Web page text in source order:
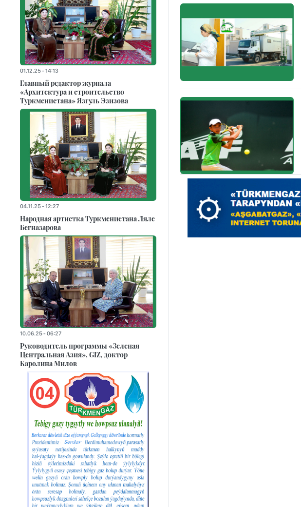
01.12.25 - 14:13
Главный редактор журнала
«Архитектура и строительство
Туркменистана» Язгуль Эзизова
04.11.25 - 12:27
Народная артистка Туркменистана Ляле
Бегназарова
10.06.25 - 06:27
Руководитель программы «Зеленая
Центральная Азия», GIZ, доктор
Каролина Милов